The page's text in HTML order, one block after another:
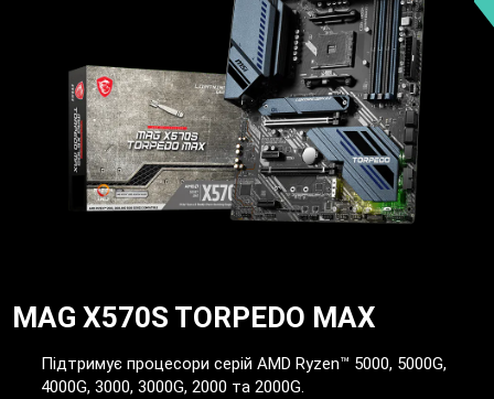
MAG X570S TORPEDO MAX
Підтримує процесори серій AMD Ryzen™ 5000, 5000G,
4000G, 3000, 3000G, 2000 та 2000G.